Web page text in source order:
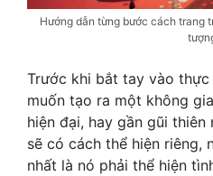
Hướng dẫn từng bước cách trang
Trước khi bắt tay vào thực
muốn tạo ra một không
hiện đại, hay gần gũi thiên
sẽ có cách thể hiện riêng,
nhất là nó phải thể hiện